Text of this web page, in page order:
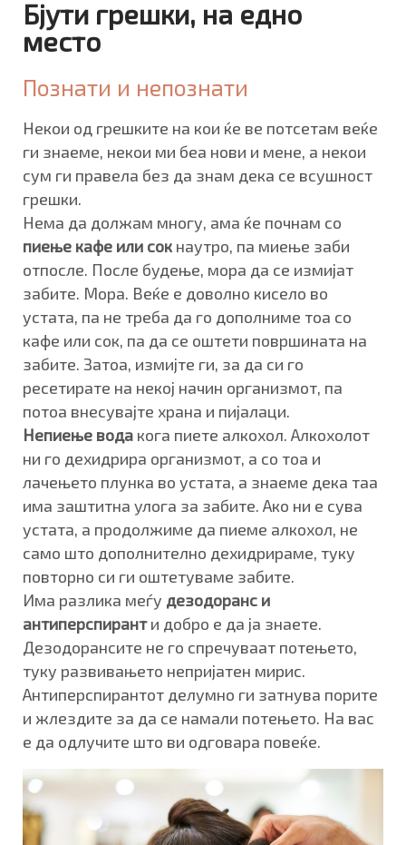
Бјути грешки, на едно
место
Познати и непознати
Некои од грешките на кои ќе ве потсетам веќе
ги знаеме, некои ми беа нови и мене, а некои
сум ги правела без да знам дека се всушност
грешки.
Нема да должам многу, ама ќе почнам со
пиење кафе или сок наутро, па миење заби
отпосле. После будење, мора да се измијат
забите. Мора. Веќе е доволно кисело во
устата, па не треба да го дополниме тоа со
кафе или сок, па да се оштети површината на
забите. Затоа, измијте ги, за да си го
ресетирате на некој начин организмот, па
потоа внесувајте храна и пијалаци.
Непиење вода кога пиете алкохол. Алкохолот
ни го дехидрира организмот, а со тоа и
лачењето плунка во устата, а знаеме дека таа
има заштитна улога за забите. Ако ни е сува
устата, а продолжиме да пиеме алкохол, не
само што дополнително дехидрираме, туку
повторно си ги оштетуваме забите.
Има разлика меѓу дезодоранс и
антиперспиранти добро е да ја знаете.
Дезодорансите не го спречуваат потењето,
туку развивањето непријатен мирис.
Антиперспирантот делумно ги затнува порите
и жлездите за да се намали потењето. На вас
е да одлучите што ви одговара повеќе.